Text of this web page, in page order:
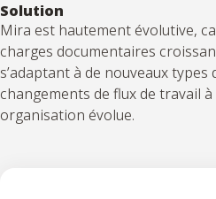
Solution
Mira est hautement évolutive,
charges documentaires
s’adaptant à de nouveaux types
changements de flux de travail
organisation évolue.